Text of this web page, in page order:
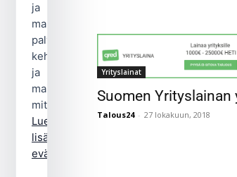
Yrityslainat
Suomen Yrityslainan
Talous24 - 27 lokakuun, 2018
ja
markkinointievästeitä
palvelun
kehittämiseen
ja
mainonnan
mittaamiseen.
Lue
lisää
evästekäytännöstä.